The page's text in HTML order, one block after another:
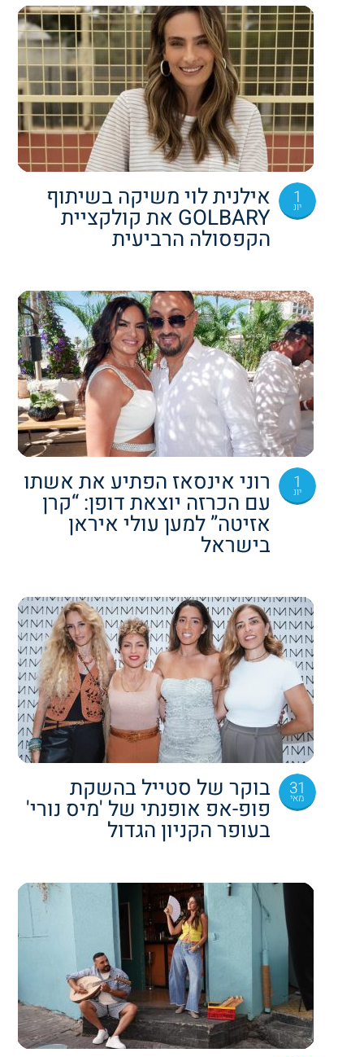
1
יונ אילנית לוי משיקה בשיתוף
GOLBARY את קולקציית
הקפסולה הרביעית
1
יונ רוני אינסאז הפתיע את אשתו
עם הכרזה יוצאת דופן: “קרן
אזיטה” למען עולי איראן
בישראל
31
מאי בוקר של סטייל בהשקת
פופ-אפ אופנתי של 'מיס נורי'
בעופר הקניון הגדול